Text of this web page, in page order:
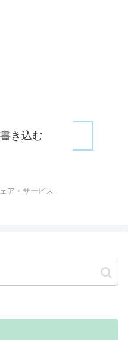
き込む
ア・サービス